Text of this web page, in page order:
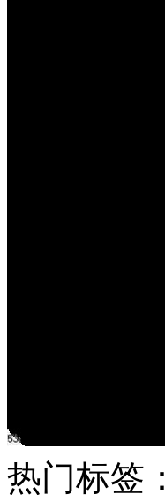
热门标签：